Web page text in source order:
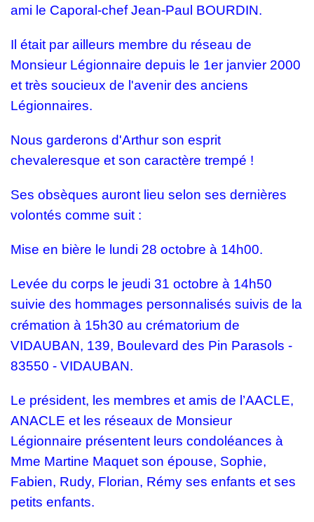
ami le Caporal-chef Jean-Paul BOURDIN.
Il était par ailleurs membre du réseau de
Monsieur Légionnaire depuis le 1er janvier 2000
et très soucieux de l'avenir des anciens
Légionnaires.
Nous garderons d'Arthur son esprit
chevaleresque et son caractère trempé !
Ses obsèques auront lieu selon ses dernières
volontés comme suit :
Mise en bière le lundi 28 octobre à 14h00.
Levée du corps le jeudi 31 octobre à 14h50
suivie des hommages personnalisés suivis de la
crémation à 15h30 au crématorium de
VIDAUBAN, 139, Boulevard des Pin Parasols -
83550 - VIDAUBAN.
Le président, les membres et amis de l’AACLE,
ANACLE et les réseaux de Monsieur
Légionnaire présentent leurs condoléances à
Mme Martine Maquet son épouse, Sophie,
Fabien, Rudy, Florian, Rémy ses enfants et ses
petits enfants.